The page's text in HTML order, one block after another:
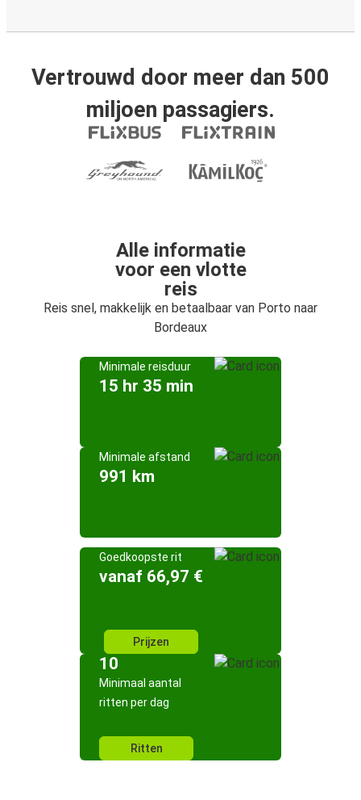
Vertrouwd door meer dan 500
miljoen passagiers.
Alle informatie
voor een vlotte
reis
Reis snel, makkelijk en betaalbaar van Porto naar
Bordeaux
Minimale reisduur
15 hr 35 min
Minimale afstand
991 km
Goedkoopste rit
vanaf 66,97 €
Prijzen
10
Minimaal aantal
ritten per dag
Ritten